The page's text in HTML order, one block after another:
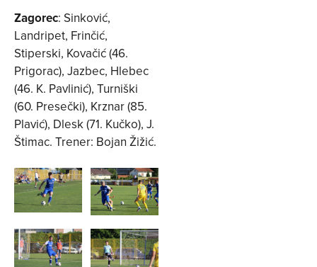
Zagorec: Sinković,
Landripet, Frinčić,
Stiperski, Kovačić (46.
Prigorac), Jazbec, Hlebec
(46. K. Pavlinić), Turniški
(60. Presečki), Krznar (85.
Plavić), Dlesk (71. Kučko), J.
Štimac. Trener: Bojan Žižić.